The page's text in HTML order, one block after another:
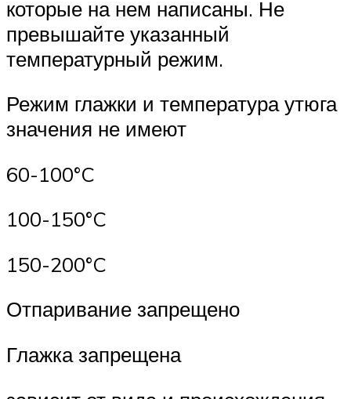
которые на нем написаны. Не
превышайте указанный
температурный режим.
Режим глажки и температура утюга
значения не имеют
60-100°C
100-150°C
150-200°C
Отпаривание запрещено
Глажка запрещена